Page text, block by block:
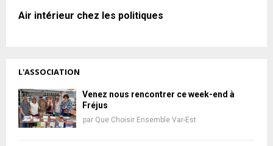
Air intérieur chez les politiques
L'ASSOCIATION
Venez nous rencontrer ce week-end à
Fréjus
par Que Choisir Ensemble Var-Est